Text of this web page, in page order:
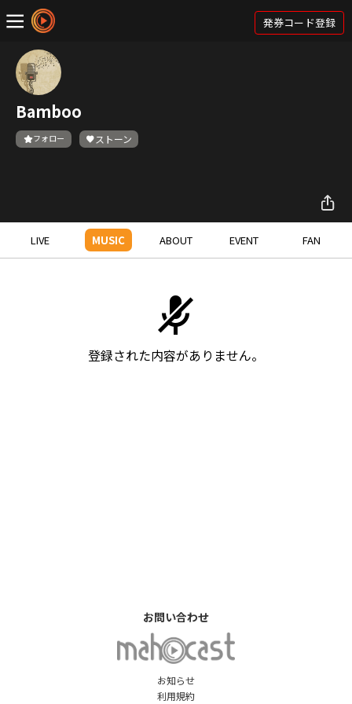
発券コード登録
Bamboo
フォロー ストーン
LIVE MUSIC ABOUT EVENT FAN
登録された内容がありません。
お知らせ
利用規約
お問い合わせ